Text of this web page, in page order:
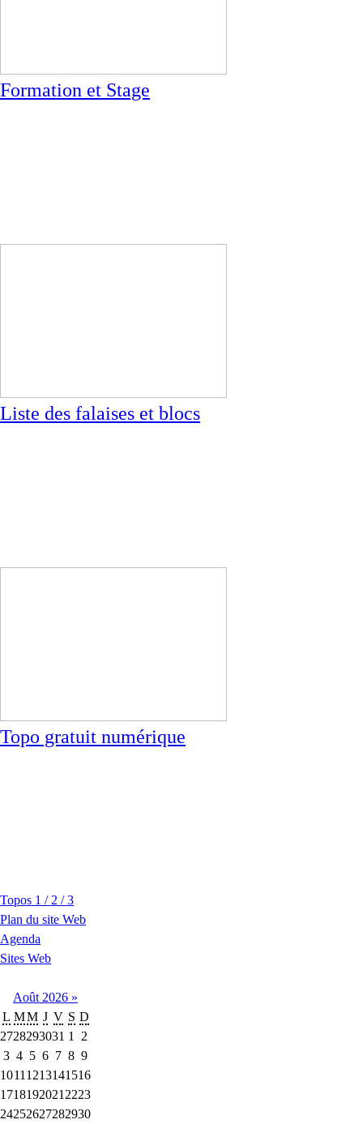
Formation et Stage
Liste des falaises et blocs
Topo gratuit numérique
Topos 1 / 2 / 3
Plan du site Web
Agenda
Sites Web
Août 2026 »
L MM J V S D
2728293031 1
2
3 4 5 6 7 8 9
1011 1213141516
1718192021 2223
24252627282930